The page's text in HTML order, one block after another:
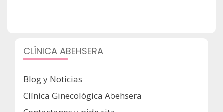
CLÍNICA ABEHSERA
Blog y Noticias
Clínica Ginecológica Abehsera